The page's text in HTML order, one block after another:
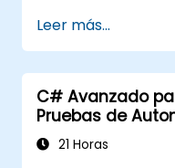
Crear service
Aprovechar
otras
Leer más...
C# Avanzado
Pruebas de
21 Horas